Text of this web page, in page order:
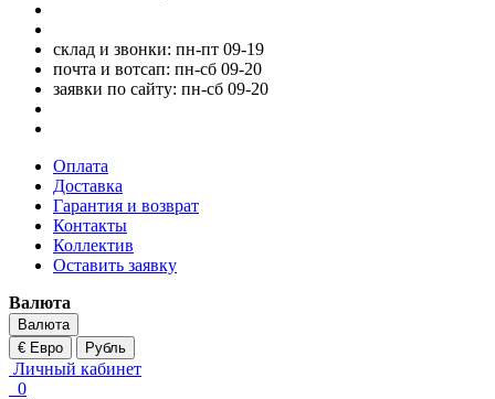
склад и звонки: пн-пт 09-19
почта и вотсап: пн-сб 09-20
заявки по сайту: пн-сб 09-20
Оплата
Доставка
Гарантия и возврат
Контакты
Коллектив
Оставить заявку
Валюта
Валюта
€ Евро
Рубль
Личный кабинет
0